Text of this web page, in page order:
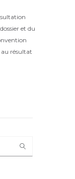
et du
résultat